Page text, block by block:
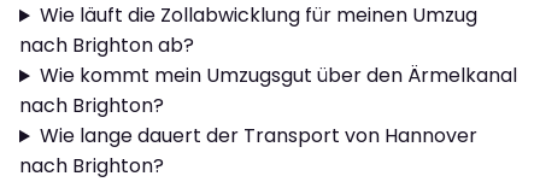
Wie läuft die Zollabwicklung für meinen Umzug
nach Brighton ab?
Wie kommt mein Umzugsgut über den Ärmelkanal
nach Brighton?
Wie lange dauert der Transport von Hannover
nach Brighton?